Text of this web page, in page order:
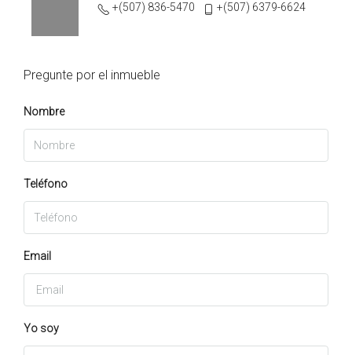
+(507) 836-5470
+(507) 6379-6624
Pregunte por el inmueble
Nombre
Teléfono
Email
Yo soy